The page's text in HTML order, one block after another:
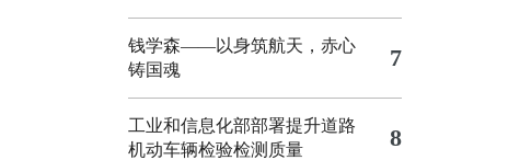
钱学森——以身筑航天，赤心
铸国魂
7
工业和信息化部部署提升道路
机动车辆检验检测质量
8